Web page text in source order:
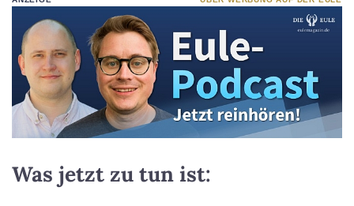
Was jetzt zu tun ist: